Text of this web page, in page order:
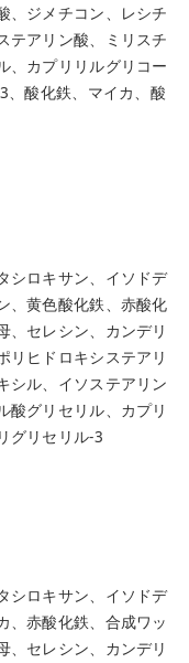
、ジメチコン、レシチ
テアリン酸、ミリスチ
、カプリリルグリコー
、酸化鉄、マイカ、酸
シロキサン、イソドデ
、黄色酸化鉄、赤酸化
、セレシン、カンデリ
リヒドロキシステアリ
シル、イソステアリン
酸グリセリル、カプリ
グリセリル-3
シロキサン、イソドデ
、赤酸化鉄、合成ワッ
、セレシン、カンデリ